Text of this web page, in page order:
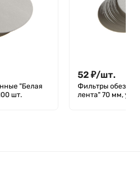
"Белая
шт.
52₽/шт.
Фильтры
лента" 70 мм, уп.